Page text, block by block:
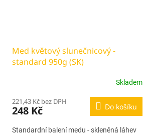
Med květový slunečnicový -
standard 950g (SK)
Skladem
221,43 Kč bez DPH
248 Kč Do košíku
Standardní balení medu - skleněná láhev